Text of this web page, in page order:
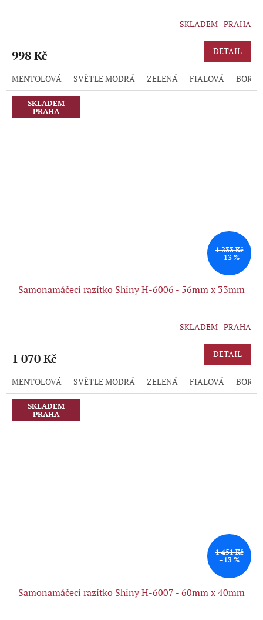
SKLADEM - PRAHA
998 Kč DETAIL
MENTOLOVÁ SVĚTLE MODRÁ ZELENÁ FIALOVÁ
SKLADEM
PRAHA
1 233 Kč
–13 %
Samonamáčecí razítko Shiny H-6006 - 56mm x 33mm
SKLADEM - PRAHA
1 070 Kč DETAIL
MENTOLOVÁ SVĚTLE MODRÁ ZELENÁ FIALOVÁ
SKLADEM
PRAHA
1 451 Kč
–13 %
Samonamáčecí razítko Shiny H-6007 - 60mm x 40mm